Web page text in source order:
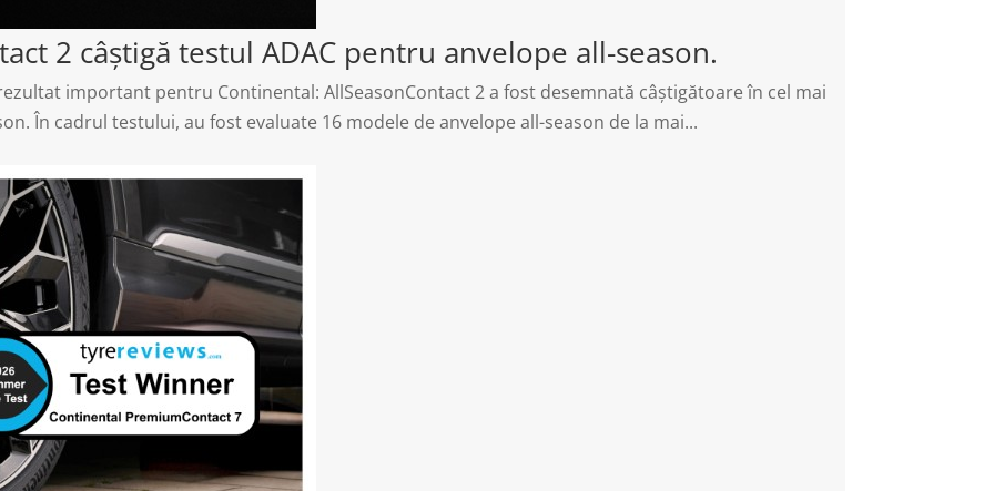
2 câștigă testul ADAC pentru anvelope all-season.
important pentru Continental: AllSeasonContact 2 a fost desemnată câștigătoare în cel mai
În cadrul testului, au fost evaluate 16 modele de anvelope all-season de la mai...